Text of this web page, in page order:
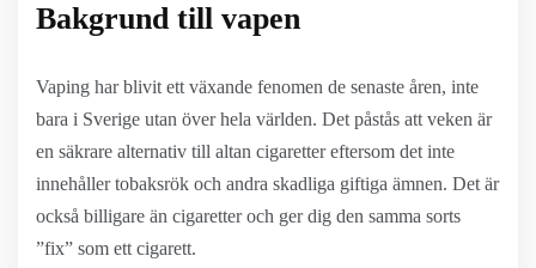
Bakgrund till vapen
Vaping har blivit ett växande fenomen de senaste åren, inte
bara i Sverige utan över hela världen. Det påstås att veken är
en säkrare alternativ till altan cigaretter eftersom det inte
innehåller tobaksrök och andra skadliga giftiga ämnen. Det är
också billigare än cigaretter och ger dig den samma sorts
”fix” som ett cigarett.